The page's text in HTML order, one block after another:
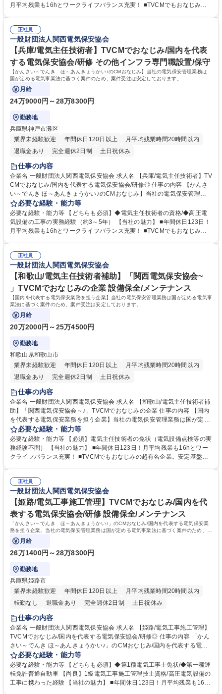
および測定 ＜年次点検＞電気設備を停電してより精密な点検、測定および
種 【奈良/電気主任技術者】TVCMでおなじみ/国内を代表する電気保安協
会/研修◎
月平均残業も16hとワークライフバランス充実！ ■TVCMでもおなじみの
い方にオススメ！ ■模擬施設を保有等、充実の研修環境から高い技術力を
担保し続けております。 学歴・資格 学歴：大学院 大学 高専 短大 専修学
校 高校 語学力： 資格：第一種運転免許普通自動車 第三種電気主任技術者
第二種電気主任技術者
正社員
一般財団法人関西電気保安協会
【兵庫/電気主任技術者】TVCMでおなじみ/国内を代表
する電気保安協会/研修 その他インフラ専門職設置/保守
【かんさい～でんき ほ～あんきょうかい♪のCMおなじみ】当社の電気保安管理業務は
国が定める電気事業法に基づく案件のため、案件受注は安定しております。
月給
24万9000円～28万8300円
勤務地
兵庫県神戸市灘区
業界未経験歓迎
年間休日120日以上
月平均残業時間20時間以内
退職金あり
完全週休2日制 土日祝休み
仕事の内容
企業名 一般財団法人関西電気保安協会 求人名 【兵庫/電気主任技術者】TV
CMでおなじみ/国内を代表する電気保安協会/研修◎ 仕事の内容 【かんさ
い～でんき ほ～あんきょうかい♪のCMおなじみ】当社の電気保安管理業
務は国が定める電気事業法に基づく案件のため、案件受注は安定しており
ます。 工場やビルなど電力会社から高圧で受電して電気を使用する事業場
の保安業務全般をお任せします。 ＜月次点検＞運転状態の電気設備の点検
および測定 ＜年次点検＞電気設備を停電してより精密な点検、測定および
種 【兵庫/電気主任技術者】TVCMでおなじみ/国内を代表する電気保安協
会/研修◎
必要な経験・能力等
必要な経験・能力等 【どちらも必須】◆電気主任技術者の資格/◆高圧電
気設備の工事の実務経験（約3～5年） 【当社の魅力】 ■年間休日123日！
月平均残業も16hとワークライフバランス充実！ ■TVCMでもおなじみの
い方にオススメ！ ■模擬施設を保有等、充実の研修環境から高い技術力を
担保し続けております。 学歴・資格 学歴：大学院 大学 高専 短大 専修学
校 高校 語学力： 資格：第一種運転免許普通自動車 第三種電気主任技術者
第二種電気主任技術者
正社員
一般財団法人関西電気保安協会
【和歌山/電気主任技術者補助】「関西電気保安協会~
」TVCMでおなじみの企業 設備保全/メンテナンス
【国内を代表する電気保安業務を担う企業】当社の電気保安管理業務は国が定める電気事
業法に基づく案件のため、案件受注は安定しております。
月給
20万2000円～25万4500円
勤務地
和歌山県和歌山市
業界未経験歓迎
年間休日120日以上
月平均残業時間20時間以内
退職金あり
完全週休2日制 土日祝休み
仕事の内容
企業名 一般財団法人関西電気保安協会 求人名 【和歌山/電気主任技術者補
助】「関西電気保安協会～♪」TVCMでおなじみの企業 仕事の内容 【国内
を代表する電気保安業務を担う企業】当社の電気保安管理業務は国が定め
る電気事業法に基づく案件のため、案件受注は安定しております。 【入社
後】先輩技術員のもと、工場やビルなど電力会社から高圧で受電して電気
を使用する事業場の保安業務の補助として、3年程度の実務経験を積んで
いただき、保安業務従事者を目指していただきます。 【当社の強み】保安
者補助】「関西電気保安協会～♪」TVCMでおなじみの企業
必要な経験・能力等
必要な経験・能力等 【必須】電気主任技術者の免状（電気設備点検等の実
務経験不問） 【当社の魅力】 ■年間休日123日！月平均残業も16hとワー
クライフバランス充実！ ■TVCMでもおなじみの超有名企業。安定基盤で
擬施設を保有等、充実の研修環境から高い技術力を担保し続けておりま
す。 学歴・資格 学歴：大学院 大学 高専 短大 専修学校 高校 語学力： 資
格：第三種電気主任技術者 第二種電気主任技術者 第一種運転免許普通自
動車
正社員
一般財団法人関西電気保安協会
【姫路/電気工事施工管理】TVCMでおなじみ/国内を代
表する電気保安協会/研修 設備保全/メンテナンス
「かんさい～でんき ほ～あんきょうかい♪」のCMおなじみ/国内を代表する電気保安業
務を担う企業。当社の電気保安管理業務は国が定める電気事業法に基づく案件のため、案
件受注は安定しております。
月給
26万1400円～28万8300円
勤務地
兵庫県姫路市
業界未経験歓迎
年間休日120日以上
月平均残業時間20時間以内
転勤なし
退職金あり 完全週休2日制 土日祝休み
仕事の内容
企業名 一般財団法人関西電気保安協会 求人名 【姫路/電気工事施工管理】
TVCMでおなじみ/国内を代表する電気保安協会/研修◎ 仕事の内容 「かん
さい～でんき ほ～あんきょうかい♪」のCMおなじみ/国内を代表する電気
保安業務を担う企業。当社の電気保安管理業務は国が定める電気事業法に
基づく案件のため、案件受注は安定しております。 当社の電気設備保守を
行う工事部にて、電気工事の工程・品質・安全管理をお任せします。 【入
社後】実務研修・OJTなどのサポート体制充実。ブランクのある方にも安
必要な経験・能力等
必要な経験・能力等 【どちらも必須】◆第1種電気工事士免状/◆第一種運
転免許普通自動車 【尚良】1級電気工事施工管理技士資格/高圧電気設備の
工事に携わった経験 【当社の魅力】 ■年間休日123日！月平均残業も16h